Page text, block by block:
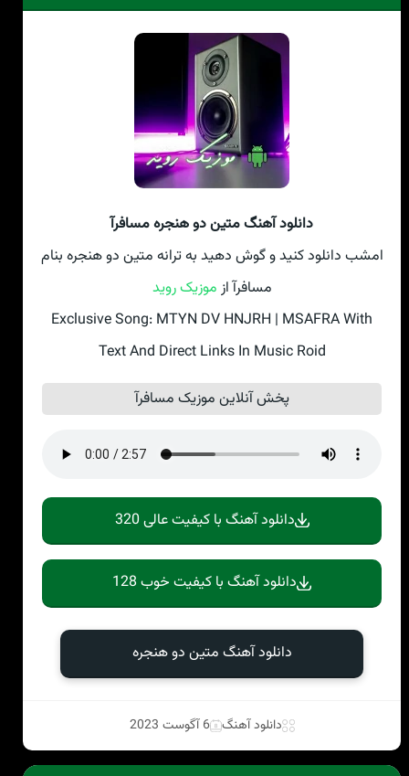
دانلود آهنگ متین دو هنجره مسافرآ
امشب دانلود کنید و گوش دهید به ترانه متین دو هنجره بنام
مسافرآ از موزیک روید
Exclusive Song: MTYN DV HNJRH | MSAFRA With
Text And Direct Links In Music Roid
پخش آنلاین موزیک مسافرآ
دانلود آهنگ با کیفیت عالی 320
دانلود آهنگ با کیفیت خوب 128
دانلود آهنگ متین دو هنجره
دانلود آهنگ 6 آگوست 2023